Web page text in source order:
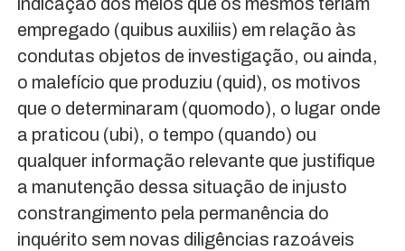
empregado (quibus auxiliis) em relação às
condutas objetos de investigação, ou ainda,
o malefício que produziu (quid), os motivos
que o determinaram (quomodo), o lugar onde
a praticou (ubi), o tempo (quando) ou
qualquer informação relevante que justifique
a manutenção dessa situação de injusto
constrangimento pela permanência do
inquérito sem novas diligências razoáveis